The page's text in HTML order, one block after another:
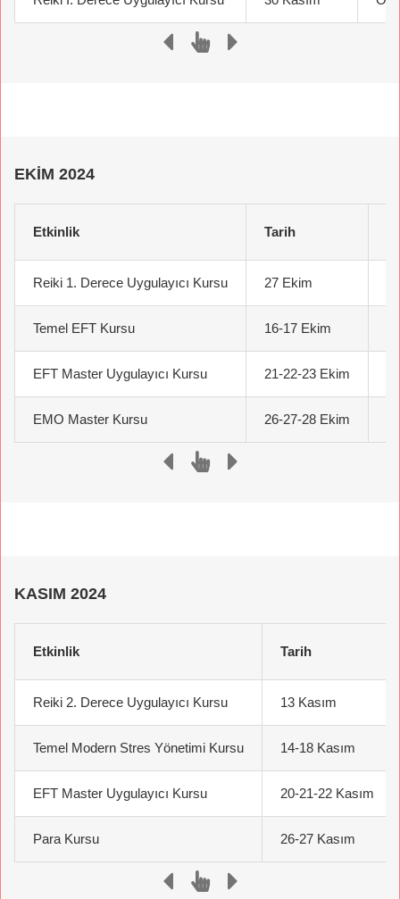
EKİM 2024
Etkinlik Tarih
Reiki 1. Derece Uygulayıcı Kursu 27 Ekim
Temel EFT Kursu 16-17 Ekim
EFT Master Uygulayıcı Kursu 21-22-23 Ekim
EMO Master Kursu 26-27-28 Ekim
KASIM 2024
Etkinlik Tarih
Reiki 2. Derece Uygulayıcı Kursu 13 Kasım
Temel Modern Stres Yönetimi Kursu 14-18 Kasım
EFT Master Uygulayıcı Kursu 20-21-22 Kasım
Para Kursu 26-27 Kasım